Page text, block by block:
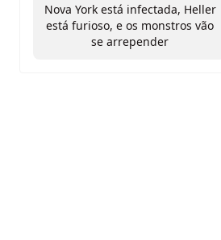
Nova York está infectada, Heller
está furioso, e os monstros vão
se arrepender